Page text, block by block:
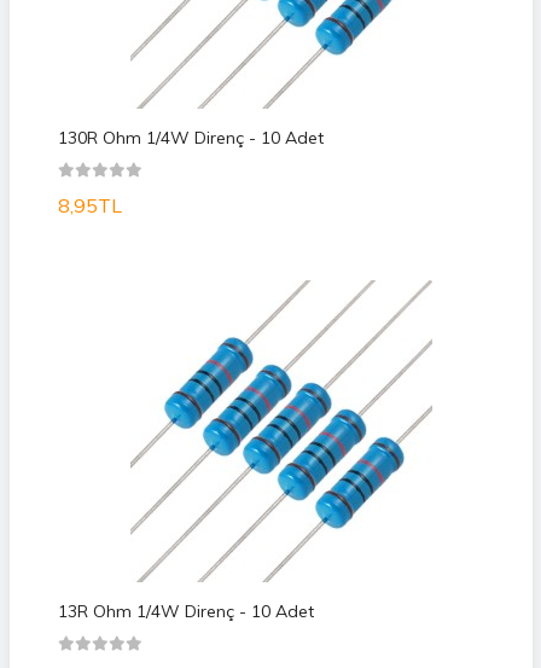
130R Ohm 1/4W Direnç - 10 Adet
8,95TL
13R Ohm 1/4W Direnç - 10 Adet